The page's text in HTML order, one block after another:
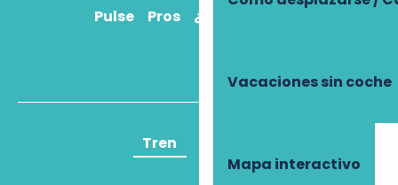
Vacaciones sin coche
Mapa interactivo
Pulse Pros ¿Cómo llegar?
Tren